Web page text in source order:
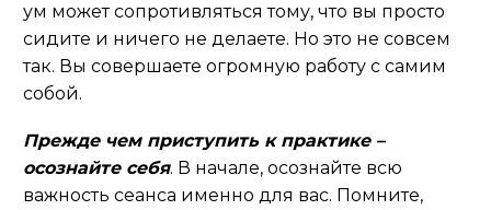
ум может сопротивляться тому, что вы просто
сидите и ничего не делаете. Но это не совсем
так. Вы совершаете огромную работу с самим
собой.
Прежде чем приступить к практике –
осознайте себя. В начале, осознайте всю
важность сеанса именно для вас. Помните,